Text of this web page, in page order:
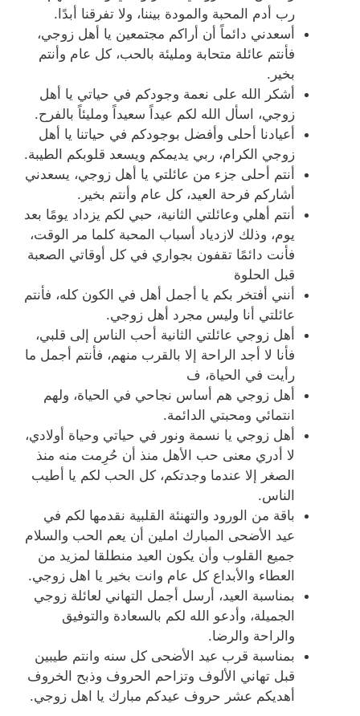
رب أدم المحبة والمودة بيننا، ولا تفرقنا أبدًا.
أسعدني دائماً أن أراكم مجتمعين يا أهل زوجي،
فأنتم عائلة متحابة ومليئة بالحب، كل عام وأنتم
بخير.
أشكر الله على نعمة وجودكم في حياتي يا أهل
زوجي، اسأل الله لكم عيداً سعيداً ومليئاً بالفرح.
أعيادنا أحلى وأفضل بوجودكم في حياتنا يا أهل
زوجي الكرام، ربي يديمكم ويسعد قلوبكم الطيبة.
أنتم أحلى جزء من عائلتي يا أهل زوجي، يسعدني
أشاركم فرحة العيد، كل عام وأنتم بخير.
أنتم أهلي وعائلتي الثانية، حبي لكم يزداد يومًا بعد
يوم، وذلك لازدياد أسباب المحبة كلما مر الوقت،
فأنت دائمًا تقفون بجواري في كل أوقاتي الصعبة
قبل الحلوة
أنني أفتخر بكم يا أجمل أهل في الكون كله، فأنتم
عائلتي أنا وليس مجرد أهل زوجي.
أهل زوجي عائلتي الثانية أحب الناس إلى قلبي،
فأنا لا أجد الراحة إلا بالقرب منهم، فأنتم أجمل ما
رأيت في الحياة، ف
أهل زوجي هم أساس نجاحي في الحياة، ولهم
انتمائي ومحبتي الدائمة.
أهل زوجي يا نسمة ونور في حياتي وحياة أولادي،
لا أدري معنى حب الأهل منذ أن حُرِمت منه منذ
الصغر إلا عندما وجدتكم، كل الحب لكم يا أطيب
الناس.
باقة من الورود والتهنئة القلبية نقدمها لكم في
عيد الأضحى المبارك املين أن يعم الحب والسلام
جميع القلوب وأن يكون العيد منطلقا لمزيد من
العطاء والأبداع كل عام وانت بخير يا اهل زوجي.
بمناسبة العيد، أرسل أجمل التهاني لعائلة زوجي
الجميلة، وأدعو الله لكم بالسعادة والتوفيق
والراحة والرضا.
بمناسبة قرب عيد الأضحى كل سنه وانتم طيبين
قبل تهاني الألوف وتزاحم الحروف وذبح الخروف
أهديكم عشر حروف عيدكم مبارك يا اهل زوجي.